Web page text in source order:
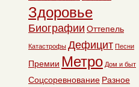
Здоровье
Биографии Оттепель
Катастрофы Дефицит Песни
Премии Метро Дом и быт
Соцсоревнование Разное